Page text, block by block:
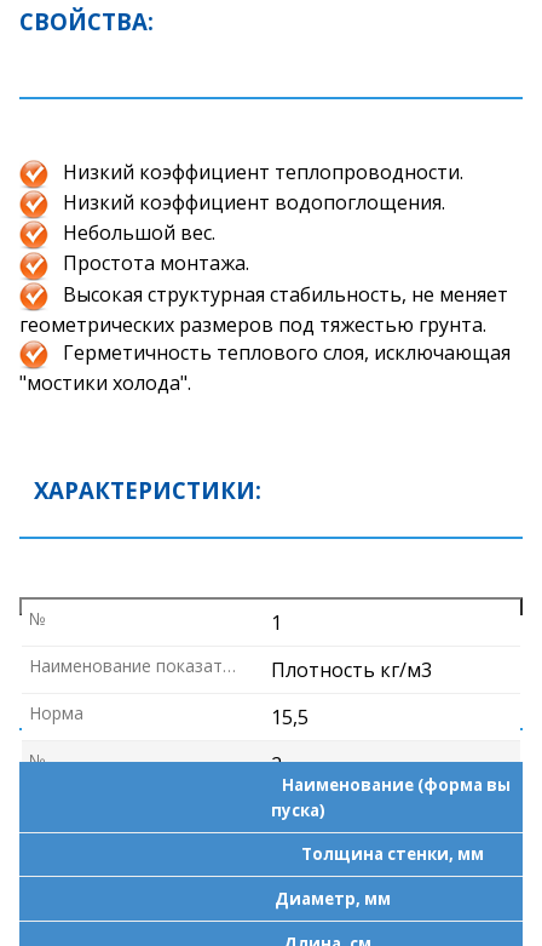
СВОЙСТВА:
Низкий коэффициент теплопроводности.
Низкий коэффициент водопоглощения.
Небольшой вес.
Простота монтажа.
Высокая структурная стабильность, не меняет
геометрических размеров под тяжестью грунта.
Герметичность теплового слоя, исключающая
"мостики холода".
ХАРАКТЕРИСТИКИ:
1
№
Плотность кг/м3
Наименование показателя
15,5
Норма
2
№
Коэффициент теплопро
водности в сухом состоя
нии, Вт/м*о С
0,0386
РАЗМЕРЫ И УПАКОВКА:
Наименование (форма вы
пуска)
Толщина стенки, мм
Диаметр, мм